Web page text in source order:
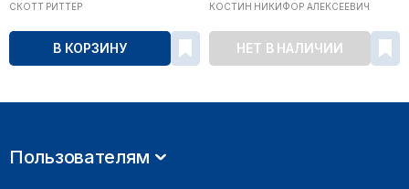
СКОТТ РИТТЕР
В КОРЗИНУ
КОСТИН НИКИФОР АЛЕКСЕЕВИЧ
НЕТ В НАЛИЧИИ
Пользователям